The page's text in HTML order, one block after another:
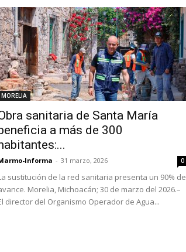
MORELIA
sanitaria de Santa María
a más de 300
Informa - 31 marzo, 2026 0
sustitución de la red sanitaria presenta un 90% de
Morelia, Michoacán; 30 de marzo del 2026.–
director del Organismo Operador de Agua...